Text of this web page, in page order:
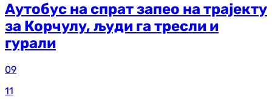
Аутобус на спрат запео на трајекту
за Корчулу, људи га тресли и
гурали
09
11